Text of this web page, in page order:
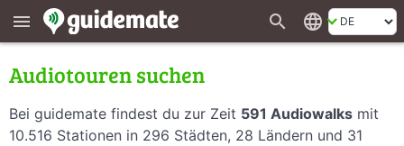
menu search language
Audiotouren suchen
Bei guidemate findest du zur Zeit 591 Audiowalks mit
10.516 Stationen in 296 Städten, 28 Ländern und 31